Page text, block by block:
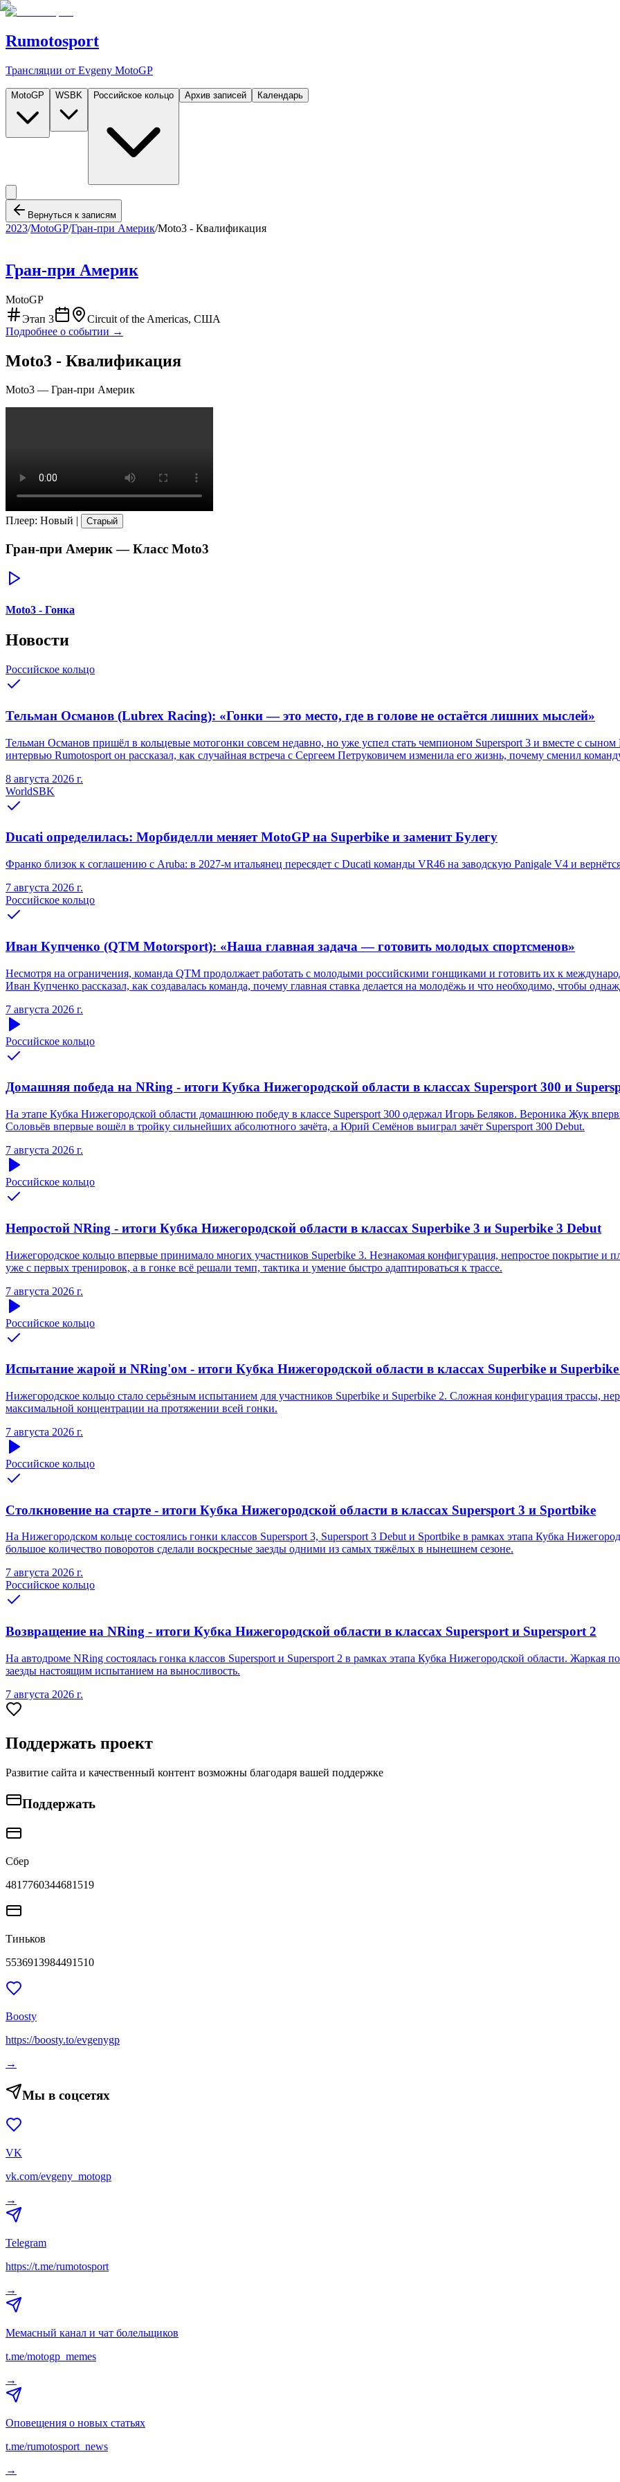
Rumotosport
Трансляции от Evgeny MotoGP
MotoGP WSBK Российское кольцо Архив записей Календарь
Вернуться к записям
2023/MotoGP/Гран-при Америк/Moto3 - Квалификация
Гран-при Америк
MotoGP
Этап 3
Circuit of the Americas, США
Подробнее о событии →
Moto3 - Квалификация
Moto3 — Гран-при Америк
Плеер: Новый | Старый
Гран-при Америк— Класс Moto3
Moto3 - Гонка
Новости
Российское кольцо
Тельман Османов (Lubrex Racing): «Гонки — это место, где в голове не остаётся лишних мыслей»
Тельман Османов пришёл в кольцевые мотогонки совсем недавно, но уже успел стать чемпионом Supersport 3 и вместе с
интервью Rumotosport он рассказал, как случайная встреча с Сергеем Петруковичем изменила его жизнь, почему сменил
8 августа 2026 г.
WorldSBK
Ducati определилась: Морбиделли меняет MotoGP на Superbike и заменит Булегу
Франко близок к соглашению с Aruba: в 2027-м итальянец пересядет с Ducati команды VR46 на заводскую Panigale V4 и
7 августа 2026 г.
Российское кольцо
Иван Купченко (QTM Motorsport): «Наша главная задача — готовить молодых спортсменов»
Несмотря на ограничения, команда QTM продолжает работать с молодыми российскими гонщиками и готовить их к
Иван Купченко рассказал, как создавалась команда, почему главная ставка делается на молодёжь и что необходимо, чтобы
7 августа 2026 г.
Российское кольцо
Домашняя победа на NRing - итоги Кубка Нижегородской области в классах Supersport 300 и
На этапе Кубка Нижегородской области домашнюю победу в классе Supersport 300 одержал Игорь Беляков. Вероника Жук
Соловьёв впервые вошёл в тройку сильнейших абсолютного зачёта, а Юрий Семёнов выиграл зачёт Supersport 300 Debut.
7 августа 2026 г.
Российское кольцо
Непростой NRing - итоги Кубка Нижегородской области в классах Superbike 3 и Superbike 3 Debut
Нижегородское кольцо впервые принимало многих участников Superbike 3. Незнакомая конфигурация, непростое покрытие и
уже с первых тренировок, а в гонке всё решали темп, тактика и умение быстро адаптироваться к трассе.
7 августа 2026 г.
Российское кольцо
Испытание жарой и NRing'ом - итоги Кубка Нижегородской области в классах Superbike и Superbike
Нижегородское кольцо стало серьёзным испытанием для участников Superbike и Superbike 2. Сложная конфигурация трассы,
максимальной концентрации на протяжении всей гонки.
7 августа 2026 г.
Российское кольцо
Столкновение на старте - итоги Кубка Нижегородской области в классах Supersport 3 и Sportbike
На Нижегородском кольце состоялись гонки классов Supersport 3, Supersport 3 Debut и Sportbike в рамках этапа Кубка
большое количество поворотов сделали воскресные заезды одними из самых тяжёлых в нынешнем сезоне.
7 августа 2026 г.
Российское кольцо
Возвращение на NRing - итоги Кубка Нижегородской области в классах Supersport и Supersport 2
На автодроме NRing состоялась гонка классов Supersport и Supersport 2 в рамках этапа Кубка Нижегородской области. Жаркая
заезды настоящим испытанием на выносливость.
7 августа 2026 г.
Поддержать проект
Развитие сайта и качественный контент возможны благодаря вашей поддержке
Поддержать
Сбер
4817760344681519
Тиньков
5536913984491510
Boosty
https://boosty.to/evgenygp
→
Мы в соцсетях
VK
vk.com/evgeny_motogp
→
Telegram
https://t.me/rumotosport
→
Мемасный канал и чат болельщиков
t.me/motogp_memes
→
Оповещения о новых статьях
t.me/rumotosport_news
→